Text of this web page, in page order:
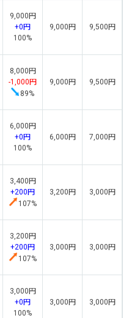
9,000円
+0円
100%
9,000円 9,500円
8,000円
-1,000円
89%
9,000円 9,500円
6,000円
+0円
100%
6,000円 7,000円
3,400円
+200円
107%
3,200円 3,000円
3,200円
+200円
107%
3,000円 3,000円
3,000円
+0円
100%
3,000円 3,000円